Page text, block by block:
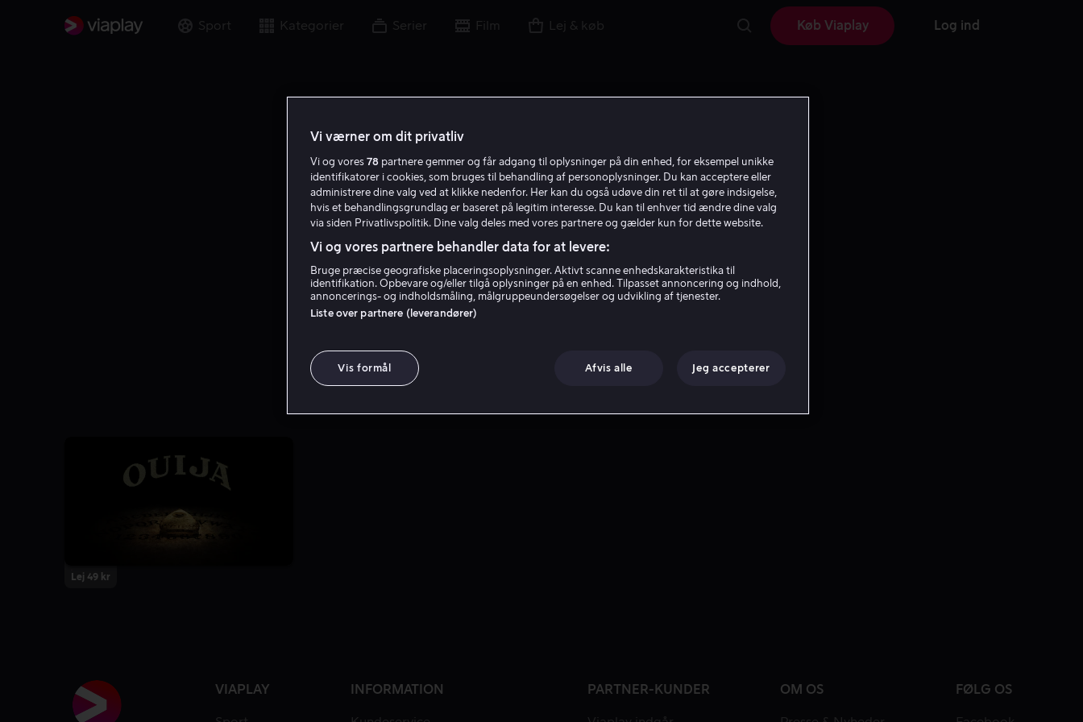
Sport Kategorier Serier Film Lej & køb Køb Viaplay Log ind
Stiles White
Lej 49 kr
VIAPLAY INFORMATION PARTNER-KUNDER OM OS FØLG OS
Vi værner om dit privatliv
Vi og vores 78 partnere gemmer og får adgang til oplysninger på din enhed, for eksempel unikke
identifikatorer i cookies, som bruges til behandling af personoplysninger. Du kan acceptere eller
administrere dine valg ved at klikke nedenfor. Her kan du også udøve din ret til at gøre indsigelse,
hvis et behandlingsgrundlag er baseret på legitim interesse. Du kan til enhver tid ændre dine valg
via siden Privatlivspolitik. Dine valg deles med vores partnere og gælder kun for dette website.
Vi og vores partnere behandler data for at levere:
Bruge præcise geografiske placeringsoplysninger. Aktivt scanne enhedskarakteristika til
identifikation. Opbevare og/eller tilgå oplysninger på en enhed. Tilpasset annoncering og indhold,
annoncerings- og indholdsmåling, målgruppeundersøgelser og udvikling af tjenester.
Liste over partnere (leverandører)
Vis formål Afvis alle Jeg accepterer